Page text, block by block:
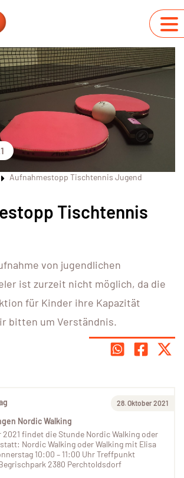
Aufnahmestopp Tischtennis Jugend
Tischtennis
von jugendlichen
ist zurzeit nicht möglich, da die
für Kinder ihre Kapazität
bitten um Verständnis.
28. Oktober 2021
Nordic Walking
2021 findet die Stunde Nordic Walking oder
Nordic Walking oder Walking mit Elisa
10:00 – 11:00 Uhr Treffpunkt
2380 Perchtoldsdorf